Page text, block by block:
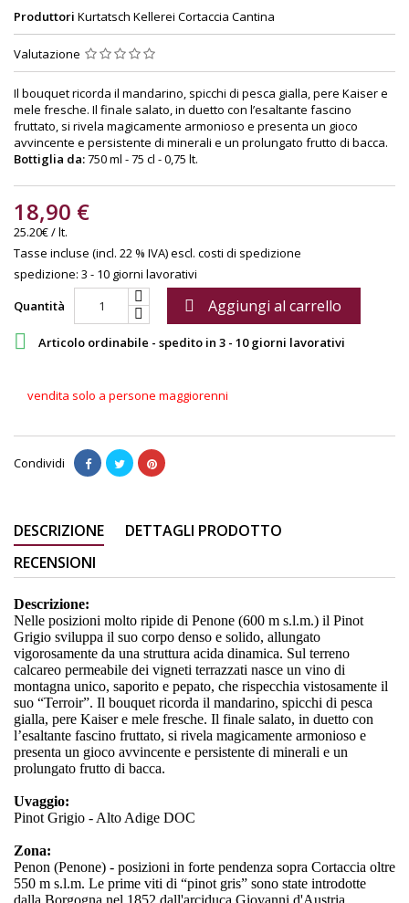
Produttori Kurtatsch Kellerei Cortaccia Cantina
Valutazione
Il bouquet ricorda il mandarino, spicchi di pesca gialla, pere Kaiser e
mele fresche. Il finale salato, in duetto con l’esaltante fascino
fruttato, si rivela magicamente armonioso e presenta un gioco
avvincente e persistente di minerali e un prolungato frutto di bacca.
Bottiglia da:750 ml - 75 cl - 0,75 lt.
18,90 €
25.20€ / lt.
Tasse incluse (incl. 22 % IVA)escl. costi di spedizione
spedizione: 3 - 10 giorni lavorativi
Quantità
 Aggiungi al carrello
 Articolo ordinabile - spedito in 3 - 10 giorni lavorativi
vendita solo a persone maggiorenni
Condividi
DESCRIZIONE
DETTAGLI PRODOTTO
RECENSIONI
Descrizione:
Nelle posizioni molto ripide di Penone (600 m s.l.m.) il Pinot
Grigio sviluppa il suo corpo denso e solido, allungato
vigorosamente da una struttura acida dinamica. Sul terreno
calcareo permeabile dei vigneti terrazzati nasce un vino di
montagna unico, saporito e pepato, che rispecchia vistosamente il
suo “Terroir”. Il bouquet ricorda il mandarino, spicchi di pesca
gialla, pere Kaiser e mele fresche. Il finale salato, in duetto con
l’esaltante fascino fruttato, si rivela magicamente armonioso e
presenta un gioco avvincente e persistente di minerali e un
prolungato frutto di bacca.
Uvaggio:
Pinot Grigio - Alto Adige DOC
Zona:
Penon (Penone) - posizioni in forte pendenza sopra Cortaccia oltre
550 m s.l.m. Le prime viti di “pinot gris” sono state introdotte
dalla Borgogna nel 1852 dall'arciduca Giovanni d'Austria.